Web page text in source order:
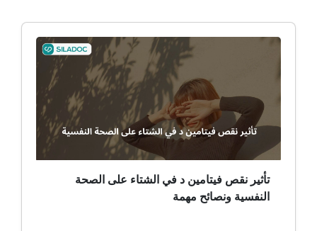
ألم وعائي وجهي
ضمور عصبي ألمي
حساسية
ثعلبة
ألزهايمر (مرض)
تأثير نقص فيتامين د في الشتاء على الصحة
النفسية ونصائح مهمة